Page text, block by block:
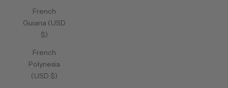
French
Guiana (USD
$)
French
Polynesia
(USD $)